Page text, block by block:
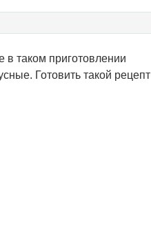
в таком приготовлении
Готовить такой рецепт